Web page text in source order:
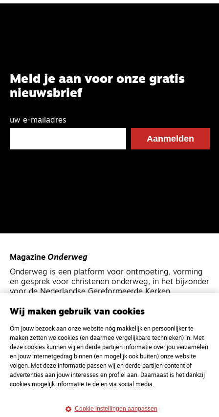
Meld je aan voor onze gratis
nieuwsbrief
uw e-mailadres
Magazine Onderweg
Onderweg is een platform voor ontmoeting, vorming
en gesprek voor christenen onderweg, in het bijzonder
voor de Nederlandse Gereformeerde Kerken.
Magazine
Onderweg
Kvk-nummer 33277063
NL46 INGB 0117 5827 86
info@onderwegonline.nl
Wij maken gebruik van cookies
Om jouw bezoek aan onze website nóg makkelijk en persoonlijker te
maken zetten we cookies (en daarmee vergelijkbare technieken) in. Met
deze cookies kunnen wij en derde partijen informatie over jou verzamelen
en jouw internetgedrag binnen (en mogelijk ook buiten) onze website
volgen. Met deze informatie passen wij en derde partijen content of
advertenties aan jouw interesses en profiel aan. Daarnaast is het dankzij
cookies mogelijk informatie te delen via social media.
Cookie instellingen aanpassen